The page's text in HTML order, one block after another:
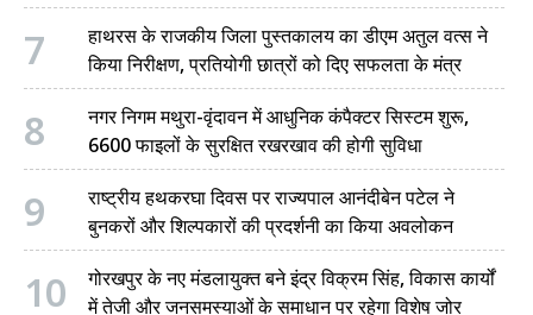
7
हाथरस के राजकीय जिला पुस्तकालय का डीएम अतुल वत्स ने
किया निरीक्षण, प्रतियोगी छात्रों को दिए सफलता के मंत्र
8
नगर निगम मथुरा-वृंदावन में आधुनिक कंपैक्टर सिस्टम शुरू,
6600 फाइलों के सुरक्षित रखरखाव की होगी सुविधा
9
राष्ट्रीय हथकरघा दिवस पर राज्यपाल आनंदीबेन पटेल ने
बुनकरों और शिल्पकारों की प्रदर्शनी का किया अवलोकन
10
गोरखपुर के नए मंडलायुक्त बने इंद्र विक्रम सिंह, विकास कार्यों
में तेजी और जनसमस्याओं के समाधान पर रहेगा विशेष जोर